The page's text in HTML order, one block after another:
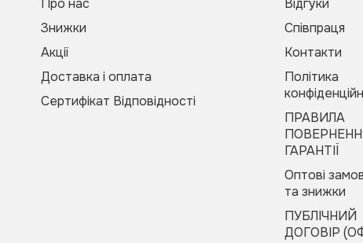
Вас вітає Ranok
Creative Team!
Зателефонуйте
Настільна інтелектуальна гра.
Купити в 1 клік
Будь-ласка, заповніть форму, і ми вам
Про нас
Знижки
Акції
Доставка і оплата
Сертифікат Відповідності
Відгуки
Співпраця
Контакти
Політика
ПРАВИЛА
ГАРАНТІЇ
Оптові
та знижки
ПУБЛІЧНИЙ
ДОГОВІР